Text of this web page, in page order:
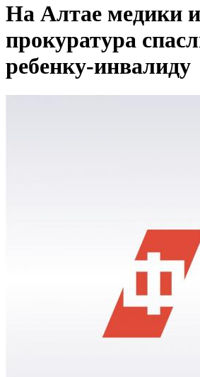
На Алтае медики и
прокуратура
ребенку-инвалиду